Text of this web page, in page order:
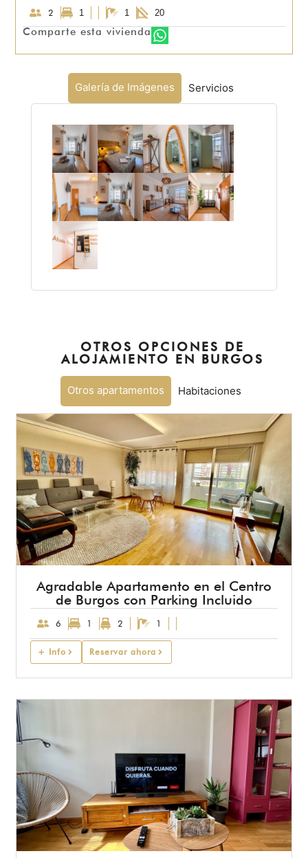
2 1 1 20
Comparte esta vivienda
Galería de Imágenes Servicios
OTROS OPCIONES DE
ALOJAMIENTO EN BURGOS
Otros apartamentos Habitaciones
Agradable Apartamento en el Centro
de Burgos con Parking Incluido
6 1 2 1
+ Info Reservar ahora